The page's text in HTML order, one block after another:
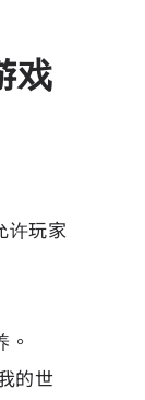
戏
许玩家
的世